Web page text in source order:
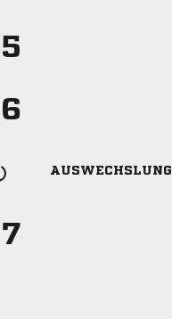


AUSWECHSLUNG
